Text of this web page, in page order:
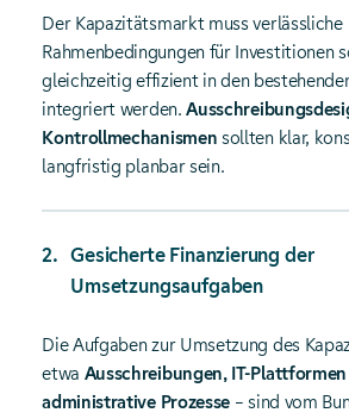
Der Kapazitätsmarkt muss verlässliche
Rahmenbedingungen für Investitionen
gleichzeitig effizient in den
integriert werden.
Kontrollmechanismen sollten klar,
langfristig planbar sein.
Gesicherte Finanzierung der
Umsetzungsaufgaben
Die Aufgaben zur Umsetzung des
etwa Ausschreibungen,
administrative Prozesse – sind vom